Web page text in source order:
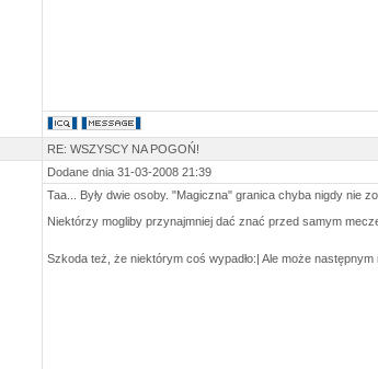
RE: WSZYSCY NA POGOŃ!
Dodane dnia 31-03-2008 21:39
Taa... Były dwie osoby. "Magiczna" granica chyba nigdy nie
Niektórzy mogliby przynajmniej dać znać przed samym
Szkoda też, że niektórym coś wypadło:| Ale może